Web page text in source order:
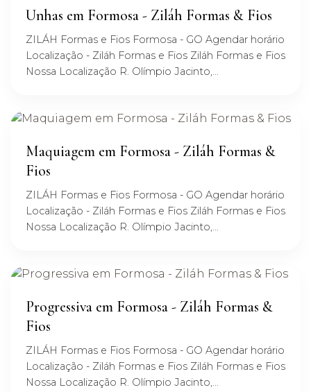
Unhas em Formosa - Ziláh Formas & Fios
ZILÁH Formas e Fios Formosa - GO Agendar horário
Localização - Ziláh Formas e Fios Ziláh Formas e Fios
Nossa Localização R. Olímpio Jacinto,...
Maquiagem em Formosa - Ziláh Formas &
Fios
ZILÁH Formas e Fios Formosa - GO Agendar horário
Localização - Ziláh Formas e Fios Ziláh Formas e Fios
Nossa Localização R. Olímpio Jacinto,...
Progressiva em Formosa - Ziláh Formas &
Fios
ZILÁH Formas e Fios Formosa - GO Agendar horário
Localização - Ziláh Formas e Fios Ziláh Formas e Fios
Nossa Localização R. Olímpio Jacinto,...